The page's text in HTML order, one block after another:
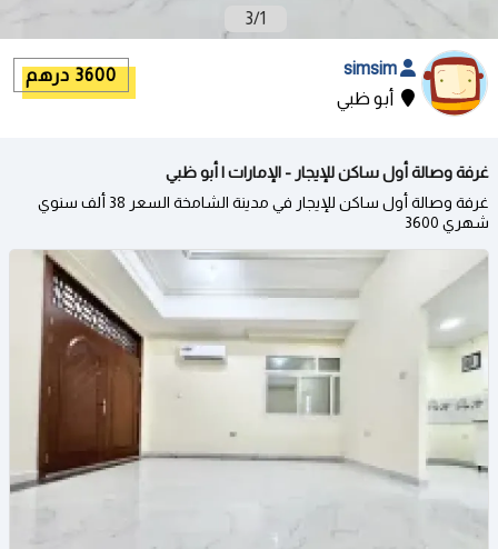
1
/
3
أبو ظبي
3600 درهم
غرفة وصالة أول ساكن للإيجار - الإمارات | أبو ظبي
غرفة وصالة أول ساكن للإيجار في مدينة الشامخة السعر 38 ألف سنوي
شهري 3600